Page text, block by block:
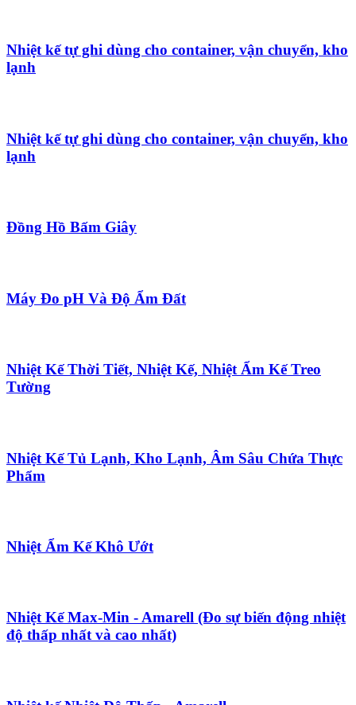
Nhiệt kế tự ghi dùng cho container, vận chuyển, kho
lạnh
Nhiệt kế tự ghi dùng cho container, vận chuyển, kho
lạnh
Đồng Hồ Bấm Giây
Máy Đo pH Và Độ Ẩm Đất
Nhiệt Kế Thời Tiết, Nhiệt Kế, Nhiệt Ẩm Kế Treo
Tường
Nhiệt Kế Tủ Lạnh, Kho Lạnh, Âm Sâu Chứa Thực
Phẩm
Nhiệt Ẩm Kế Khô Ướt
Nhiệt Kế Max-Min - Amarell (Đo sự biến động nhiệt
độ thấp nhất và cao nhất)